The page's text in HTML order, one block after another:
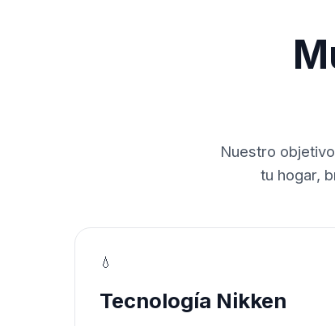
Nuestro
tu hogar,
💧
Tecnología Nikken